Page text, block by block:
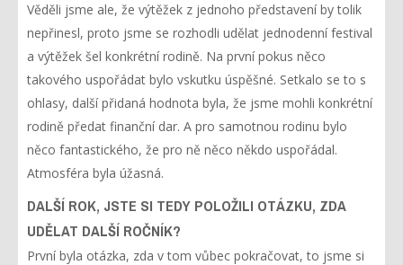
Věděli jsme ale, že výtěžek z jednoho představení by tolik
nepřinesl, proto jsme se rozhodli udělat jednodenní festival
a výtěžek šel konkrétní rodině. Na první pokus něco
takového uspořádat bylo vskutku úspěšné. Setkalo se to s
ohlasy, další přidaná hodnota byla, že jsme mohli konkrétní
rodině předat finanční dar. A pro samotnou rodinu bylo
něco fantastického, že pro ně něco někdo uspořádal.
Atmosféra byla úžasná.
DALŠÍ ROK, JSTE SI TEDY POLOŽILI OTÁZKU, ZDA
UDĚLAT DALŠÍ ROČNÍK?
První byla otázka, zda v tom vůbec pokračovat, to jsme si